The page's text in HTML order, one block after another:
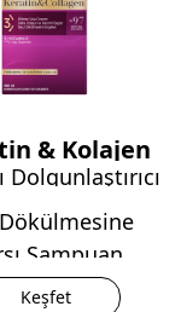
& Kolajen
Dolgunlaştırıcı
Şampuan
Keşfet